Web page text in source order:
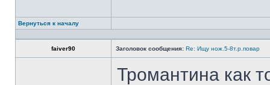
Вернуться к началу
faiver90 Заголовок сообщения: Re: Ищу нож.5-8т.р.повар
Тромантина как